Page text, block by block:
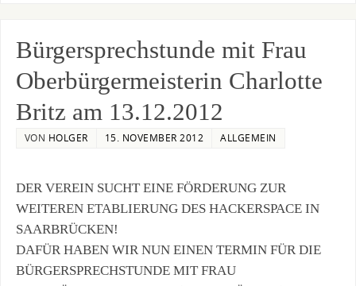
Bürgersprechstunde mit Frau
Oberbürgermeisterin Charlotte
Britz am 13.12.2012
VON HOLGER 15. NOVEMBER 2012 ALLGEMEIN
DER VEREIN SUCHT EINE FÖRDERUNG ZUR
WEITEREN ETABLIERUNG DES HACKERSPACE IN
SAARBRÜCKEN!
DAFÜR HABEN WIR NUN EINEN TERMIN FÜR DIE
BÜRGERSPRECHSTUNDE MIT FRAU